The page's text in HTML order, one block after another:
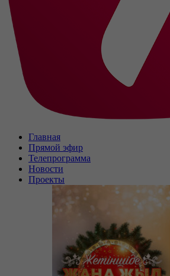
Главная
Прямой эфир
Телепрограмма
Новости
Проекты